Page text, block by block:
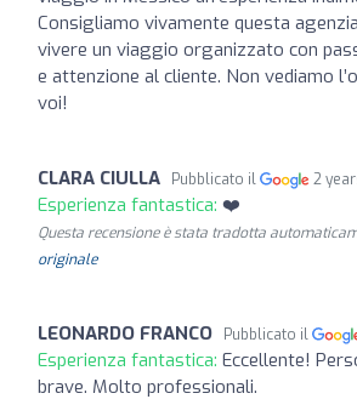
Consigliamo vivamente questa
vivere un viaggio organizzato con
e attenzione al cliente. Non vediamo
voi!
CLARA CIULLA Pubblicato il 2
Esperienza fantastica: ❤️
Questa recensione è stata tradotta
originale
LEONARDO FRANCO Pubblicato il
Esperienza fantastica: Eccellente!
brave. Molto professionali.